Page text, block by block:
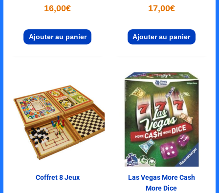
16,00€
Ajouter au panier
17,00€
Ajouter au panier
Coffret 8 Jeux
Las Vegas More Cash
More Dice